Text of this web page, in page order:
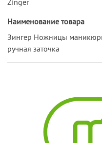
Наименование товара
Зингер Ножницы
ручная заточка